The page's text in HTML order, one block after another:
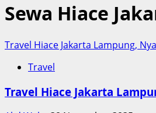
Sewa Hiace
Travel Hiace Jakarta Lampung,
Travel
Travel Hiace Jakarta